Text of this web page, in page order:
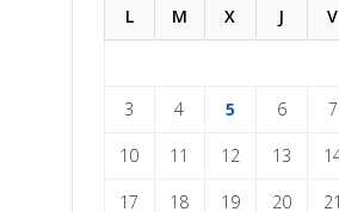
L M X J V
3 4 5 6 7
10 11 12 13
17 18 19 20 21